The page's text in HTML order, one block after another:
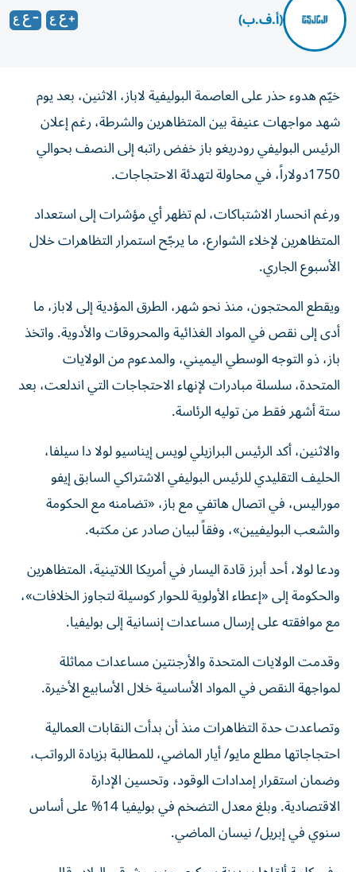
(أ.ف.ب)
خيّم هدوء حذر على العاصمة البوليفية لاباز، الاثنين، بعد يوم
شهد مواجهات عنيفة بين المتظاهرين والشرطة، رغم إعلان
الرئيس البوليفي رودريغو باز خفض راتبه إلى النصف بحوالي
1750دولاراً، في محاولة لتهدئة الاحتجاجات.
ورغم انحسار الاشتباكات، لم تظهر أي مؤشرات إلى استعداد
المتظاهرين لإخلاء الشوارع، ما يرجّح استمرار التظاهرات خلال
الأسبوع الجاري.
ويقطع المحتجون، منذ نحو شهر، الطرق المؤدية إلى لاباز، ما
أدى إلى نقص في المواد الغذائية والمحروقات والأدوية.واتخذ
باز، ذو التوجه الوسطي اليميني، والمدعوم من الولايات
المتحدة، سلسلة مبادرات لإنهاء الاحتجاجات التي اندلعت، بعد
ستة أشهر فقط من توليه الرئاسة.
والاثنين، أكد الرئيس البرازيلي لويس إيناسيو لولا دا سيلفا،
الحليف التقليدي للرئيس البوليفي الاشتراكي السابق إيفو
موراليس، في اتصال هاتفي مع باز، «تضامنه مع الحكومة
والشعب البوليفيين»، وفقاً لبيان صادر عن مكتبه.
ودعا لولا، أحد أبرز قادة اليسار في أمريكا اللاتينية، المتظاهرين
والحكومة إلى «إعطاء الأولوية للحوار كوسيلة لتجاوز الخلافات»،
مع موافقته على إرسال مساعدات إنسانية إلى بوليفيا.
وقدمت الولايات المتحدة والأرجنتين مساعدات مماثلة
لمواجهة النقص في المواد الأساسية خلال الأسابيع الأخيرة.
وتصاعدت حدة التظاهرات منذ أن بدأت النقابات العمالية
احتجاجاتها مطلع مايو/ أيار الماضي، للمطالبة بزيادة الرواتب،
وضمان استقرار إمدادات الوقود، وتحسين الإدارة
الاقتصادية.
وبلغ معدل التضخم في بوليفيا 14% على أساس
سنوي في إبريل/ نيسان الماضي.